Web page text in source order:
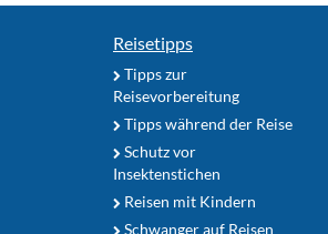
Reisetipps
Tipps zur
Reisevorbereitung
Tipps während der Reise
Schutz vor
Insektenstichen
Reisen mit Kindern
Schwanger auf Reisen